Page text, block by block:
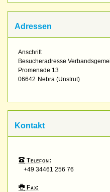
Adressen
Anschrift
Besucheradresse
Promenade 13
06642 Nebra (Unstrut)
Kontakt
Telefon:
+49 34461 256 76
Fax: